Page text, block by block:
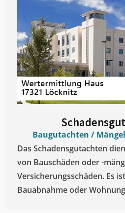
Baugutachten /
Das Schadensgutachten
von Bauschäden oder -
Versicherungsschäden. Es
Bauabnahme oder